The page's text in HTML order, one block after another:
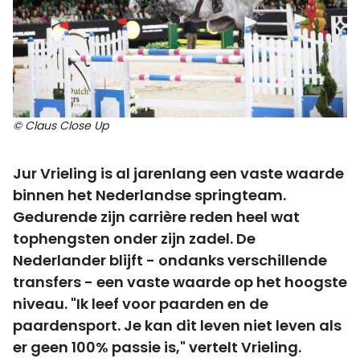
© Claus Close Up
Jur Vrieling is al jarenlang een vaste waarde
binnen het Nederlandse springteam.
Gedurende zijn carrière reden heel wat
tophengsten onder zijn zadel. De
Nederlander blijft - ondanks verschillende
transfers - een vaste waarde op het hoogste
niveau. "Ik leef voor paarden en de
paardensport. Je kan dit leven niet leven als
er geen 100% passie is," vertelt Vrieling.